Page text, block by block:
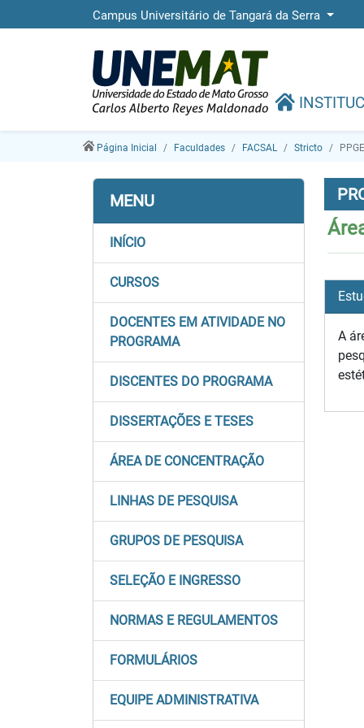
Campus Universitário de Tangará da Serra
Página Inicial Faculdades FACSAL Stricto
MENU
INÍCIO
CURSOS
DOCENTES EM ATIVIDADE NO
PROGRAMA
DISCENTES DO PROGRAMA
DISSERTAÇÕES E TESES
ÁREA DE CONCENTRAÇÃO
LINHAS DE PESQUISA
GRUPOS DE PESQUISA
SELEÇÃO E INGRESSO
NORMAS E REGULAMENTOS
FORMULÁRIOS
EQUIPE ADMINISTRATIVA
A